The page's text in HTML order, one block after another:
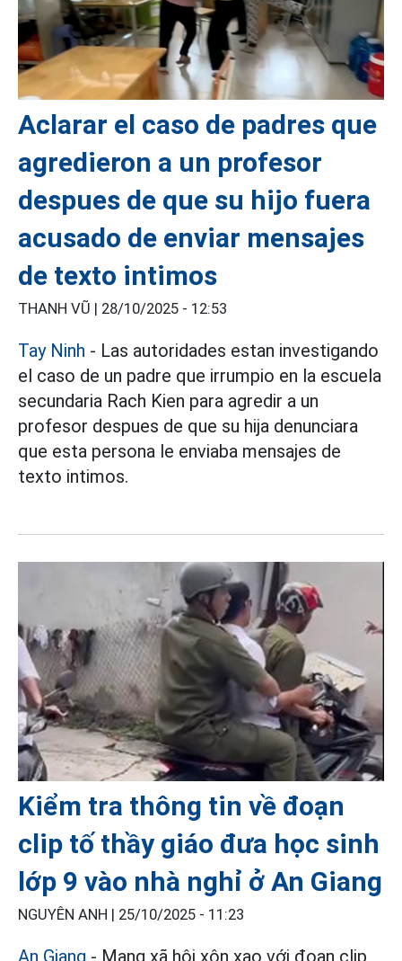
Aclarar el caso de padres que
agredieron a un profesor
despues de que su hijo fuera
acusado de enviar mensajes
de texto intimos
THANH VŨ | 28/10/2025 - 12:53
Tay Ninh - Las autoridades estan investigando
el caso de un padre que irrumpio en la escuela
secundaria Rach Kien para agredir a un
profesor despues de que su hija denunciara
que esta persona le enviaba mensajes de
texto intimos.
Kiểm tra thông tin về đoạn
clip tố thầy giáo đưa học sinh
lớp 9 vào nhà nghỉ ở An Giang
NGUYÊN ANH | 25/10/2025 - 11:23
An Giang - Mạng xã hội xôn xao với đoạn clip